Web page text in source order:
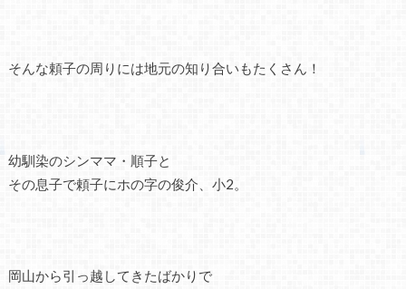
そんな頼子の周りには地元の知り合いもたくさん！
幼馴染のシンママ・順子と
その息子で頼子にホの字の俊介、小2。
岡山から引っ越してきたばかりで